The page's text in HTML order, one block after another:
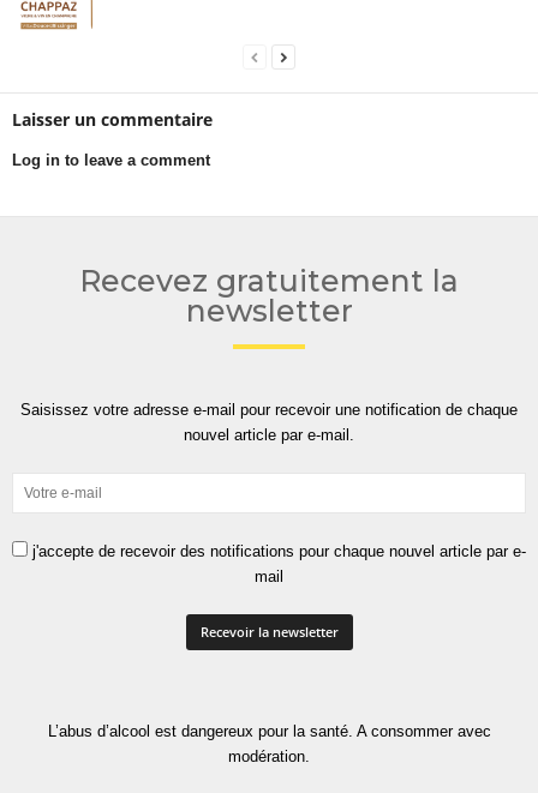
Laisser un commentaire
Log in to leave a comment
Recevez gratuitement la
newsletter
Saisissez votre adresse e-mail pour recevoir une notification de chaque
nouvel article par e-mail.
j'accepte de recevoir des notifications pour chaque nouvel article par e-
mail
L’abus d’alcool est dangereux pour la santé. A consommer avec
modération.